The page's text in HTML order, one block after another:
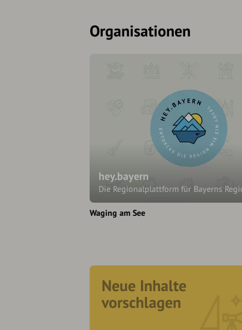
Organisationen
hey.bayern
Die Regionalplattform für Bayerns
Waging am See
Neue Inhalte
vorschlagen